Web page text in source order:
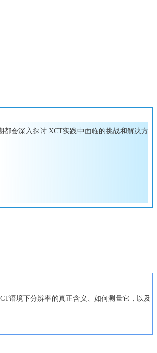
会深入探讨 XCT实践中面临的挑战和解决方
语境下分辨率的真正含义、如何测量它，以及